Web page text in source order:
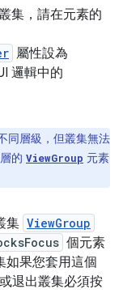
集，請在元素的
屬性設為
邏輯中的
同層級，但叢集無法
的 ViewGroup 元素
集 ViewGroup
個元素
如果您套用這個
退出叢集必須按